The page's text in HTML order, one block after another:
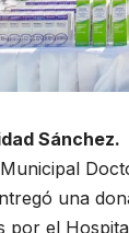
Sánchez.
una
por el